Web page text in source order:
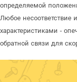
определяемой
Любое несоответствие
характеристиками -
обратной связи для